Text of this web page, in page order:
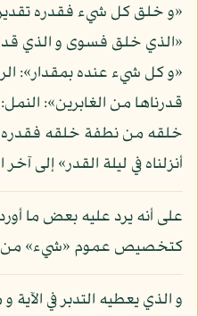
أنزلناه في ليلة القدر» إلى
على أنه يرد عليه بعض ما
كتخصيص عموم «شيء»
و الذي يعطيه التدبر في الآية